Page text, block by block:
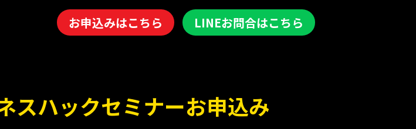
お申込みはこちら LINEお問合はこちら
スハックセミナーお申込み